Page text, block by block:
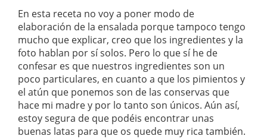
En esta receta no voy a poner modo de
elaboración de la ensalada porque tampoco tengo
mucho que explicar, creo que los ingredientes y la
foto hablan por sí solos. Pero lo que sí he de
confesar es que nuestros ingredientes son un
poco particulares, en cuanto a que los pimientos y
el atún que ponemos son de las conservas que
hace mi madre y por lo tanto son únicos. Aún así,
estoy segura de que podéis encontrar unas
buenas latas para que os quede muy rica también.